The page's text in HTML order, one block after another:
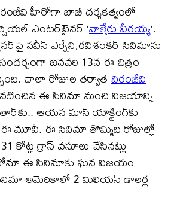
హీరోగా బాబీ ద‌ర్శ‌క‌త్వంలో
ఎంట‌ర్‌టైన‌ర్ ‘వాల్తేరు వీరయ్య‘.
న‌వీన్ ఎర్నేని,ర‌విశంక‌ర్ సినిమాను
జ‌న‌వ‌రి 13న ఈ చిత్రం
చాలా రోజుల తర్వాతచిరంజీవి
ఈ సినిమా మంచి విజయాన్ని
ఆయన మాస్‌ యాక్టింగ్‌కు
మూవీ. ఈ సినిమా తొమ్మిది రోజుల్లో
కోట్ల గ్రాస్​ వసూలు చేసినట్లు
ఈ సినిమాకు ఘన విజయం
అమెరికాలో 2 మిలియన్‌ డాలర్ల